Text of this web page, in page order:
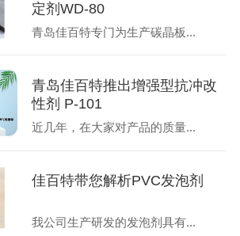
定剂WD-80
青岛佳百特专门为生产碳晶板...
青岛佳百特推出增强型抗冲改
性剂 P-101
近几年，在大家对产品的质量...
佳百特带您解析PVC发泡剂
我公司生产研发的发泡剂具有...